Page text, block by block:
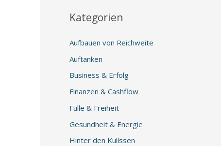
Kategorien
Aufbauen von Reichweite
Auftanken
Business & Erfolg
Finanzen & Cashflow
Fülle & Freiheit
Gesundheit & Energie
Hinter den Kulissen